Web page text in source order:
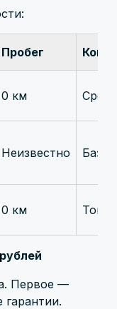
Пробег
0 км
Неизвестно База-
0 км Топ
Первое —
гарантии.